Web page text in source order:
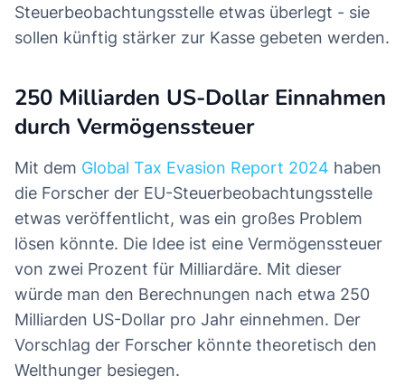
Steuerbeobachtungsstelle etwas überlegt - sie
sollen künftig stärker zur Kasse gebeten werden.
250 Milliarden US-Dollar Einnahmen
durch Vermögenssteuer
Mit dem Global Tax Evasion Report 2024 haben
die Forscher der EU-Steuerbeobachtungsstelle
etwas veröffentlicht, was ein großes Problem
lösen könnte. Die Idee ist eine Vermögenssteuer
von zwei Prozent für Milliardäre. Mit dieser
würde man den Berechnungen nach etwa 250
Milliarden US-Dollar pro Jahr einnehmen. Der
Vorschlag der Forscher könnte theoretisch den
Welthunger besiegen.